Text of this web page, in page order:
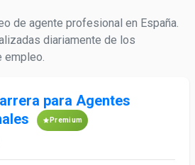
de agente profesional en España.
diariamente de los
empleo.
para Agentes
Premium